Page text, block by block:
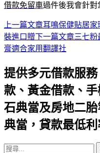
借款免留車過件後我會針對
文
章
航
列
上一篇文章耳鳴保健貼居家
裝進口贈下一篇文章三七
膏適合家用翻譯社
提供多元借款服
款、黃金借款、
石典當及房地二
典當，貸款最低
搜